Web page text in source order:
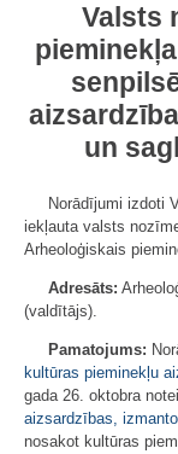
Valsts
un
Norādījumi izdoti
iekļauta valsts
Arheoloģiskais
Adresāts:
(valdītājs).
Pamatojums:
kultūras pieminekļu
gada 26. oktobra
aizsardzības,
nosakot kultūras